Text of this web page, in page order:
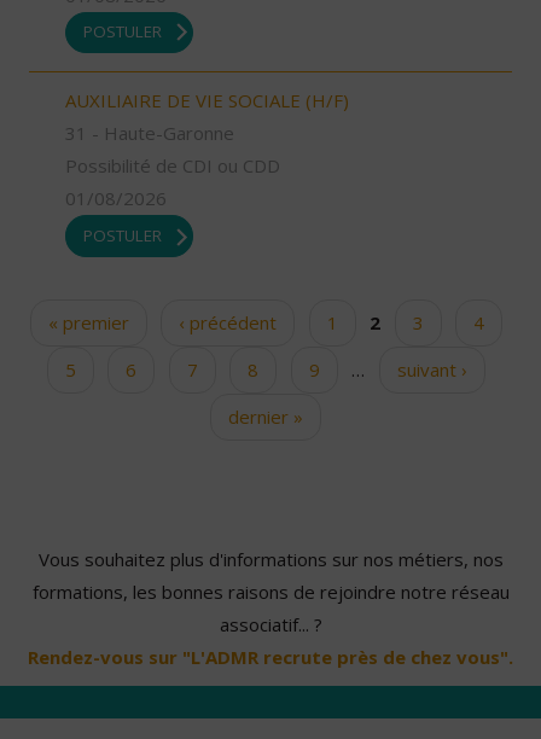
POSTULER
AUXILIAIRE DE VIE SOCIALE (H/F)
31 - Haute-Garonne
Possibilité de CDI ou CDD
01/08/2026
POSTULER
Pages« premier ‹ précédent 1 2 3
4
5
6 7 8 9 …
suivant ›
dernier »
Vous souhaitez plus d'informations sur nos métiers, nos
formations, les bonnes raisons de rejoindre notre réseau
associatif... ?
Rendez-vous sur "L'ADMR recrute près de chez vous".